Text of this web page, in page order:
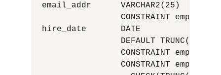
  email_addr      VARCHAR2(25)
CONSTRAINT
  hire_date       DATE
DEFAULT
CONSTRAINT
CONSTRAINT